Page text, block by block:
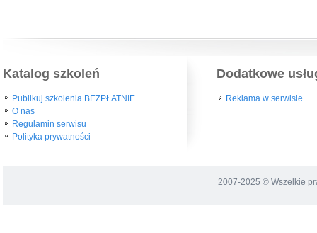
Katalog szkoleń
Publikuj szkolenia BEZPŁATNIE
O nas
Regulamin serwisu
Polityka prywatności
Dodatkowe
Reklama w serwisie
2007-2025 © Wszelkie